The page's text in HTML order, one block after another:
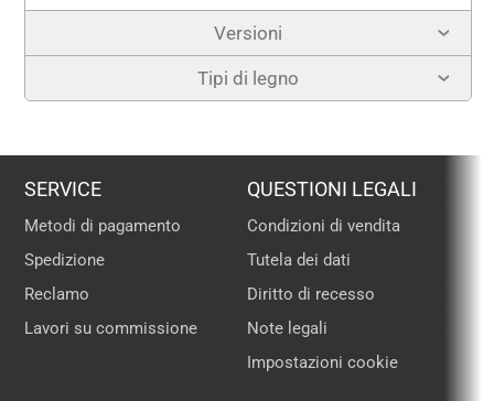
Versioni
Tipi di legno
SERVICE
Metodi di pagamento
Spedizione
Reclamo
Lavori su commissione
QUESTIONI LEGALI
Condizioni di vendita
Tutela dei dati
Diritto di recesso
Note legali
Impostazioni cookie